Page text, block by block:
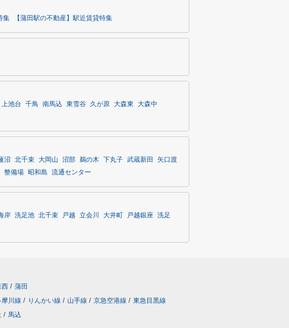
集 【蒲田駅の不動産】駅近賃貸特集
上池台 千鳥 南馬込 東雪谷 久が原 大森東
大森中
沼 北千束 大岡山 沼部 鵜の木 下丸子 武蔵新田
矢口渡
整備場 昭和島 流通センター
岸 洗足池 北千束 戸越 立会川 大井町 戸越銀座
洗足
西 / 蒲田
川線 / りんかい線 / 山手線 / 京急空港線 / 東急目黒線
/ 馬込